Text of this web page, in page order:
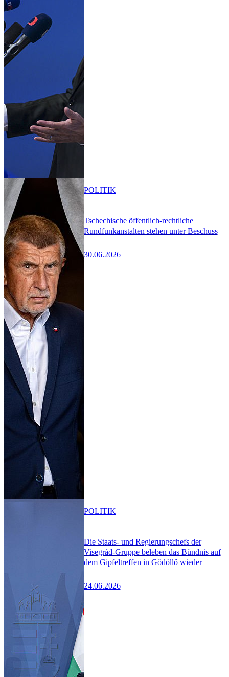
Tschechische öffentlich-rechtliche
Rundfunkanstalten stehen unter Beschuss
30.06.2026
POLITIK
Die Staats- und Regierungschefs der
Visegrád-Gruppe beleben das Bündnis auf
dem Gipfeltreffen in Gödöllő wieder
24.06.2026
POLITIK